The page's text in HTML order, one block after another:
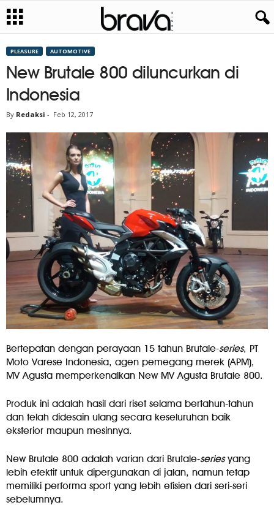
PLEASURE AUTOMOTIVE
New Brutale 800 diluncurkan di
Indonesia
By Redaksi - Feb 12, 2017
Bertepatan dengan perayaan 15 tahun Brutale-series, PT
Moto Varese Indonesia, agen pemegang merek (APM),
MV Agusta memperkenalkan New MV Agusta Brutale 800.
Produk ini adalah hasil dari riset selama bertahun-tahun
dan telah didesain ulang secara keseluruhan baik
eksterior maupun mesinnya.
New Brutale 800 adalah varian dari Brutale-seriesyang
lebih efektif untuk dipergunakan di jalan, namun tetap
memiliki performa sport yang lebih efisien dari seri-seri
sebelumnya.